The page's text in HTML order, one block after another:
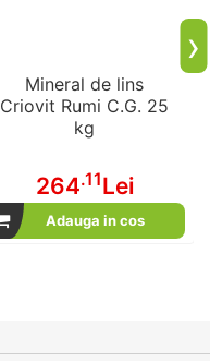
Mineral de lins
Criovit Rumi C.G. 25
kg
264.11Lei
Adauga in cos
›